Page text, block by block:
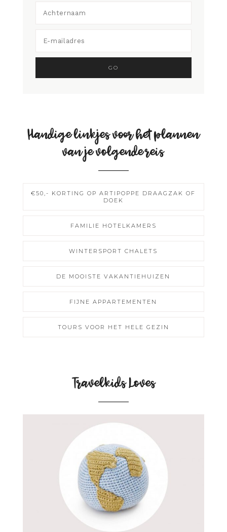
Handige linkjes voor het plannen
van je volgende reis
€50,- KORTING OP ARTIPOPPE DRAAGZAK OF
DOEK
FAMILIE HOTELKAMERS
WINTERSPORT CHALETS
DE MOOISTE VAKANTIEHUIZEN
FIJNE APPARTEMENTEN
TOURS VOOR HET HELE GEZIN
Travelkids Loves